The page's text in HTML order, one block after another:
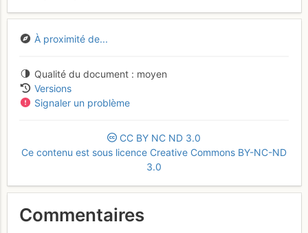
À proximité de...
Qualité du document
moyen
Versions
Signaler un problème
CC BY NC ND 3.0
Ce contenu est sous licence Creative Commons BY-NC-ND
3.0
Commentaires